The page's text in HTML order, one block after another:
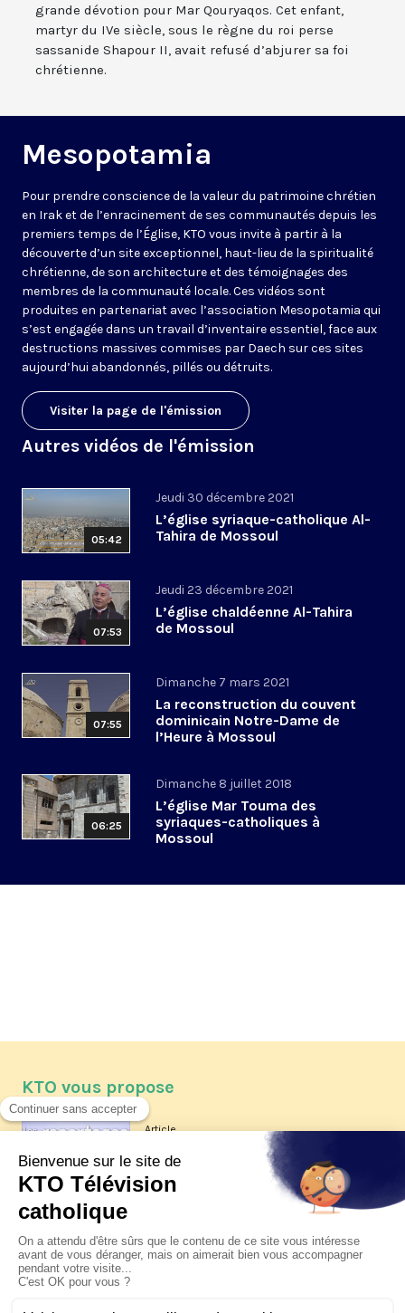
grande dévotion pour Mar Qouryaqos. Cet enfant,
martyr du IVe siècle, sous le règne du roi perse
sassanide Shapour II, avait refusé d’abjurer sa foi
chrétienne.
Mesopotamia
Pour prendre conscience de la valeur du patrimoine chrétien
en Irak et de l’enracinement de ses communautés depuis les
premiers temps de l’Église, KTO vous invite à partir à la
découverte d’un site exceptionnel, haut-lieu de la spiritualité
chrétienne, de son architecture et des témoignages des
membres de la communauté locale. Ces vidéos sont
produites en partenariat avec l’association Mesopotamia qui
s’est engagée dans un travail d’inventaire essentiel, face aux
destructions massives commises par Daech sur ces sites
aujourd’hui abandonnés, pillés ou détruits.
Visiter la page de l'émission
Autres vidéos de l'émission
05:42
Jeudi 30 décembre 2021
L’église syriaque-catholique Al-
Tahira de Mossoul
07:53
Jeudi 23 décembre 2021
L’église chaldéenne Al-Tahira
de Mossoul
07:55
Dimanche 7 mars 2021
La reconstruction du couvent
dominicain Notre-Dame de
l’Heure à Mossoul
06:25
Dimanche 8 juillet 2018
L’église Mar Touma des
syriaques-catholiques à
Mossoul
KTO vous propose
Article
Les reportages d'été 2026 de KTO
La visite pastorale du pape Léon
XIV à Assise à suivre sur KTO le
jeudi 6 août